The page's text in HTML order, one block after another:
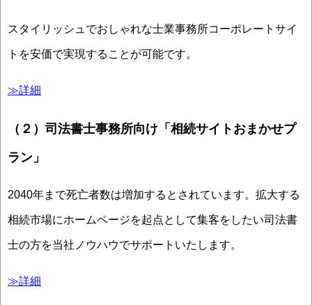
スタイリッシュでおしゃれな士業事務所コーポレートサイ
トを安価で実現することが可能です。
≫詳細
（２）司法書士事務所向け「相続サイトおまかせプ
ラン」
2040年まで死亡者数は増加するとされています。拡大する
相続市場にホームページを起点として集客をしたい司法書
士の方を当社ノウハウでサポートいたします。
≫詳細